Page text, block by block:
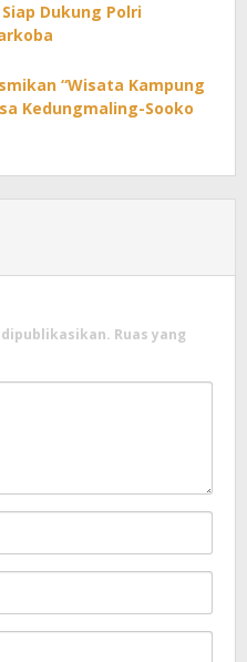
Dukung Polri
“Wisata Kampung
Kedungmaling-Sooko
Ruas yang